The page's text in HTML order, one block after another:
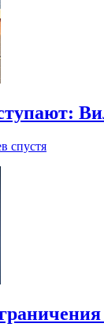
спустя